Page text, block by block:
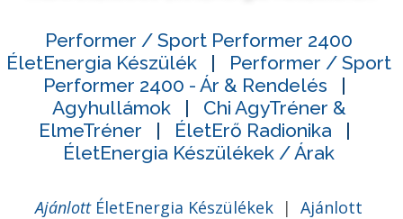
Performer / Sport Performer 2400
ÉletEnergia Készülék | Performer / Sport
Performer 2400 - Ár & Rendelés |
Agyhullámok| Chi AgyTréner &
ElmeTréner
| ÉletErő Radionika
|
ÉletEnergia Készülékek / Árak
Ajánlott ÉletEnergia Készülékek | Ajánlott